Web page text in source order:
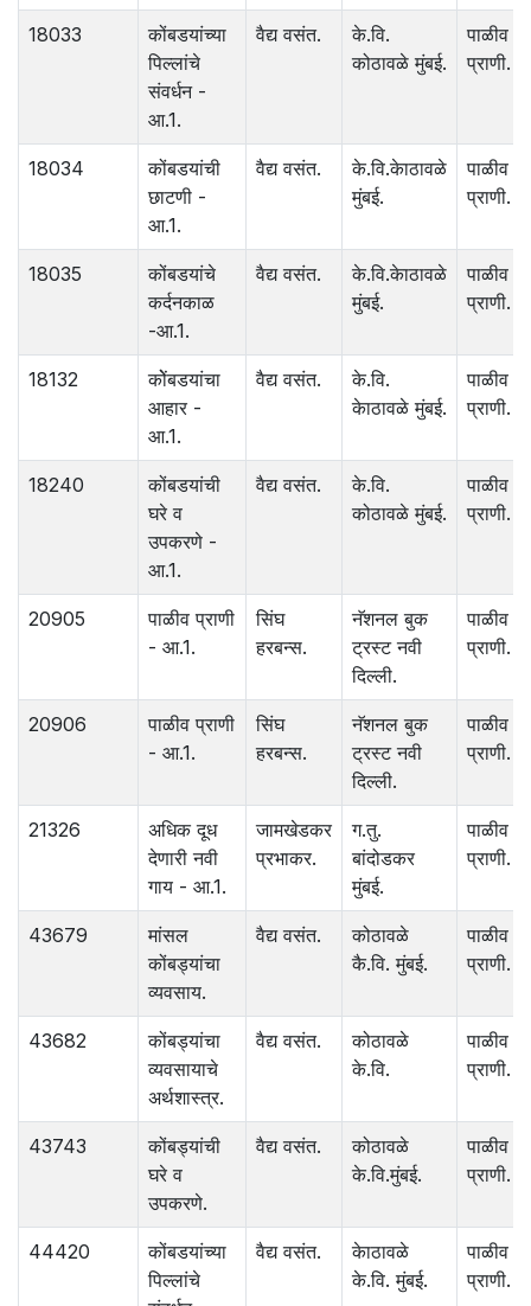
18033
कोंबडयांच्या
पिल्लांचे
संवर्धन -
आ.1.
वैद्य वसंत.
के.वि.
कोठावळे मुंबई.
पाळीव
प्राणी.
18034
कोंबडयांची
छाटणी -
आ.1.
वैद्य वसंत.
के.वि.केाठावळे
मुंबई.
पाळीव
प्राणी.
18035
कोंबडयांचे
कर्दनकाळ
-आ.1.
वैद्य वसंत.
के.वि.केाठावळे
मुंबई.
पाळीव
प्राणी.
18132
कोेंबडयांचा
आहार -
आ.1.
वैद्य वसंत.
के.वि.
केाठावळे मुंबई.
पाळीव
प्राणी.
18240
कोंबडयांची
घरे व
उपकरणे -
आ.1.
वैद्य वसंत.
के.वि.
कोठावळे मुंबई.
पाळीव
प्राणी.
20905
पाळीव प्राणी
- आ.1.
सिंघ
हरबन्स.
नॅशनल बुक
ट्रस्ट नवी
दिल्ली.
पाळीव
प्राणी.
20906
पाळीव प्राणी
- आ.1.
सिंघ
हरबन्स.
नॅशनल बुक
ट्रस्ट नवी
दिल्ली.
पाळीव
प्राणी.
21326
अधिक दूध
देणारी नवी
गाय - आ.1.
जामखेडकर
प्रभाकर.
ग.तु.
बांदोडकर
मुंबई.
पाळीव
प्राणी.
43679
मांसल
कोंबड्यांचा
व्यवसाय.
वैद्य वसंत.
कोठावळे
कै.वि. मुंबई.
पाळीव
प्राणी.
43682
कोंबड्यांचा
व्यवसायाचे
अर्थशास्त्र.
वैद्य वसंत.
कोठावळे
के.वि.
पाळीव
प्राणी.
43743
कोंबड्यांची
घरे व
उपकरणे.
वैद्य वसंत.
कोठावळे
के.वि.मुंबई.
पाळीव
प्राणी.
44420
कोंबडयांच्या
पिल्लांचे
वैद्य वसंत.
केाठावळे
के.वि. मुंबई.
पाळीव
प्राणी.